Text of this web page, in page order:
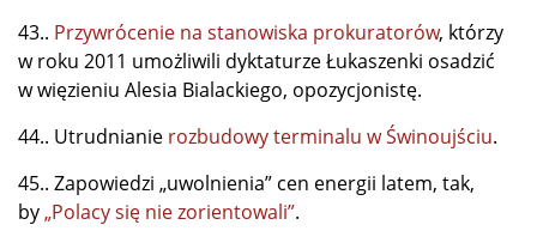
43.. Przywrócenie na stanowiska prokuratorów, którzy
w roku 2011 umożliwili dyktaturze Łukaszenki osadzić
w więzieniu Alesia Bialackiego, opozycjonistę.
44.. Utrudnianie rozbudowy terminalu w Świnoujściu.
45.. Zapowiedzi „uwolnienia” cen energii latem, tak,
by„Polacy się nie zorientowali”.